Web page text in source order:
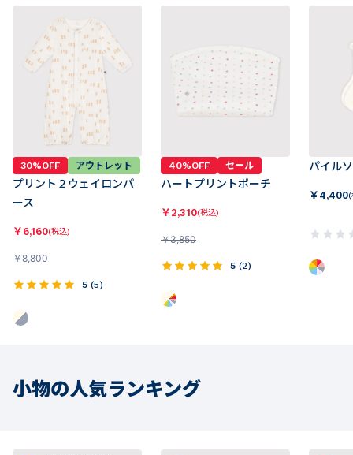
30%OFF アウトレット
プリント２ウェイロンパ
ース
￥ 6,160(税込)
￥8,800
5 (5)
40%OFF セール
ハートプリントポーチ
￥2,310(税込)
￥3,850
5 (2)
パイル
￥ 4,400(
小物の人気ランキング